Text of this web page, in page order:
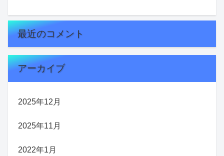
最近のコメント
アーカイブ
2025年12月
2025年11月
2022年1月